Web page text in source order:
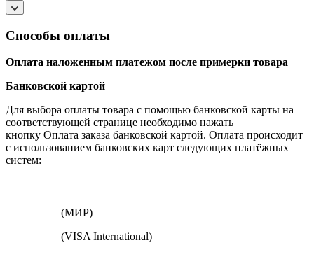
Способы оплаты
Оплата наложенным платежом после примерки товара
Банковской картой
Для выбора оплаты товара с помощью банковской карты на
соответствующей странице необходимо нажать
кнопку Оплата заказа банковской картой. Оплата происходит
с использованием банковских карт следующих платёжных
систем:
(МИР)
(VISA International)